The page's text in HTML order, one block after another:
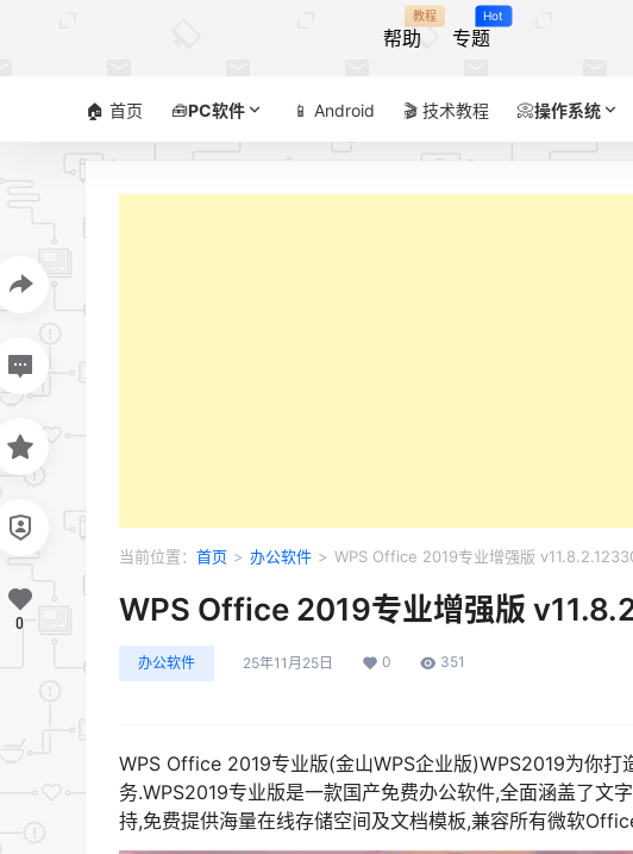
帮助
教程
专题
Hot
🏠 首页 🧰PC软件 📱 Android 🎬 技术教程 📀操作系统
当前位置： 首页 > 办公软件 > WPS Office 2019专业增强版
WPS Office 2019专业增强版
办公软件 25年11月25日 0 351
WPS Office 2019专业版(金山WPS企业版)WPS2019为你打
务.WPS2019专业版是一款国产免费办公软件,全面涵盖了文
持,免费提供海量在线存储空间及文档模板,兼容所有微软
0